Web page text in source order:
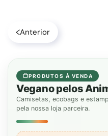
Anterior
PRODUTOS À VENDA
Vegano pelos
Camisetas, ecobags e
pela nossa loja parceira.